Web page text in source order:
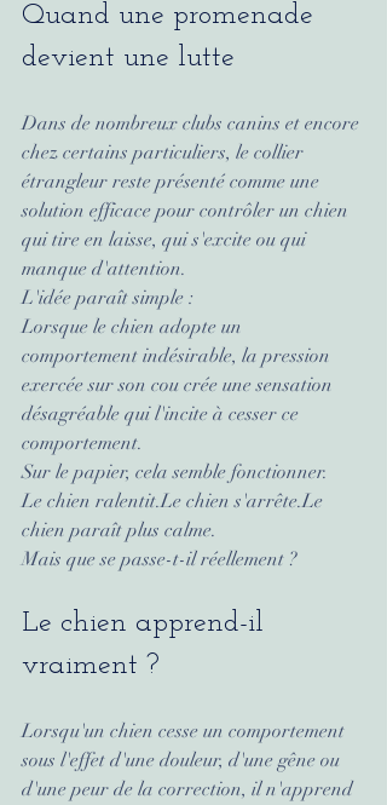
Quand une promenade
devient une lutte
Dans de nombreux clubs canins et encore
chez certains particuliers, le collier
étrangleur reste présenté comme une
solution efficace pour contrôler un chien
qui tire en laisse, qui s'excite ou qui
manque d'attention.
L'idée paraît simple :
Lorsque le chien adopte un
comportement indésirable, la pression
exercée sur son cou crée une sensation
désagréable qui l'incite à cesser ce
comportement.
Sur le papier, cela semble fonctionner.
Le chien ralentit.Le chien s'arrête.Le
chien paraît plus calme.
Mais que se passe-t-il réellement ?
Le chien apprend-il
vraiment ?
Lorsqu'un chien cesse un comportement
sous l'effet d'une douleur, d'une gêne ou
d'une peur de la correction, il n'apprend